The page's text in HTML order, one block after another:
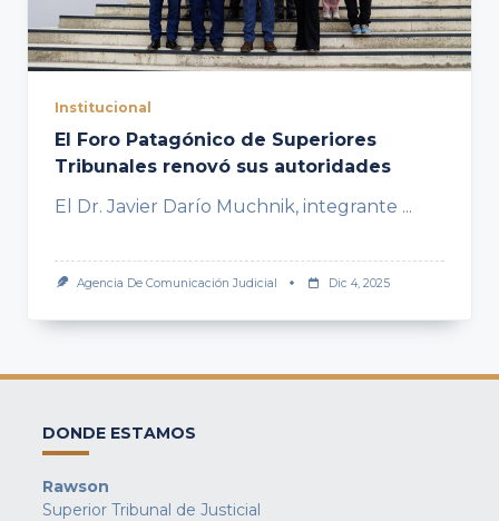
Institucional
El Foro Patagónico de Superiores
Tribunales renovó sus autoridades
El Dr. Javier Darío Muchnik, integrante ...
Agencia De Comunicación Judicial Dic 4, 2025
DONDE ESTAMOS
Rawson
Superior Tribunal de Justicial